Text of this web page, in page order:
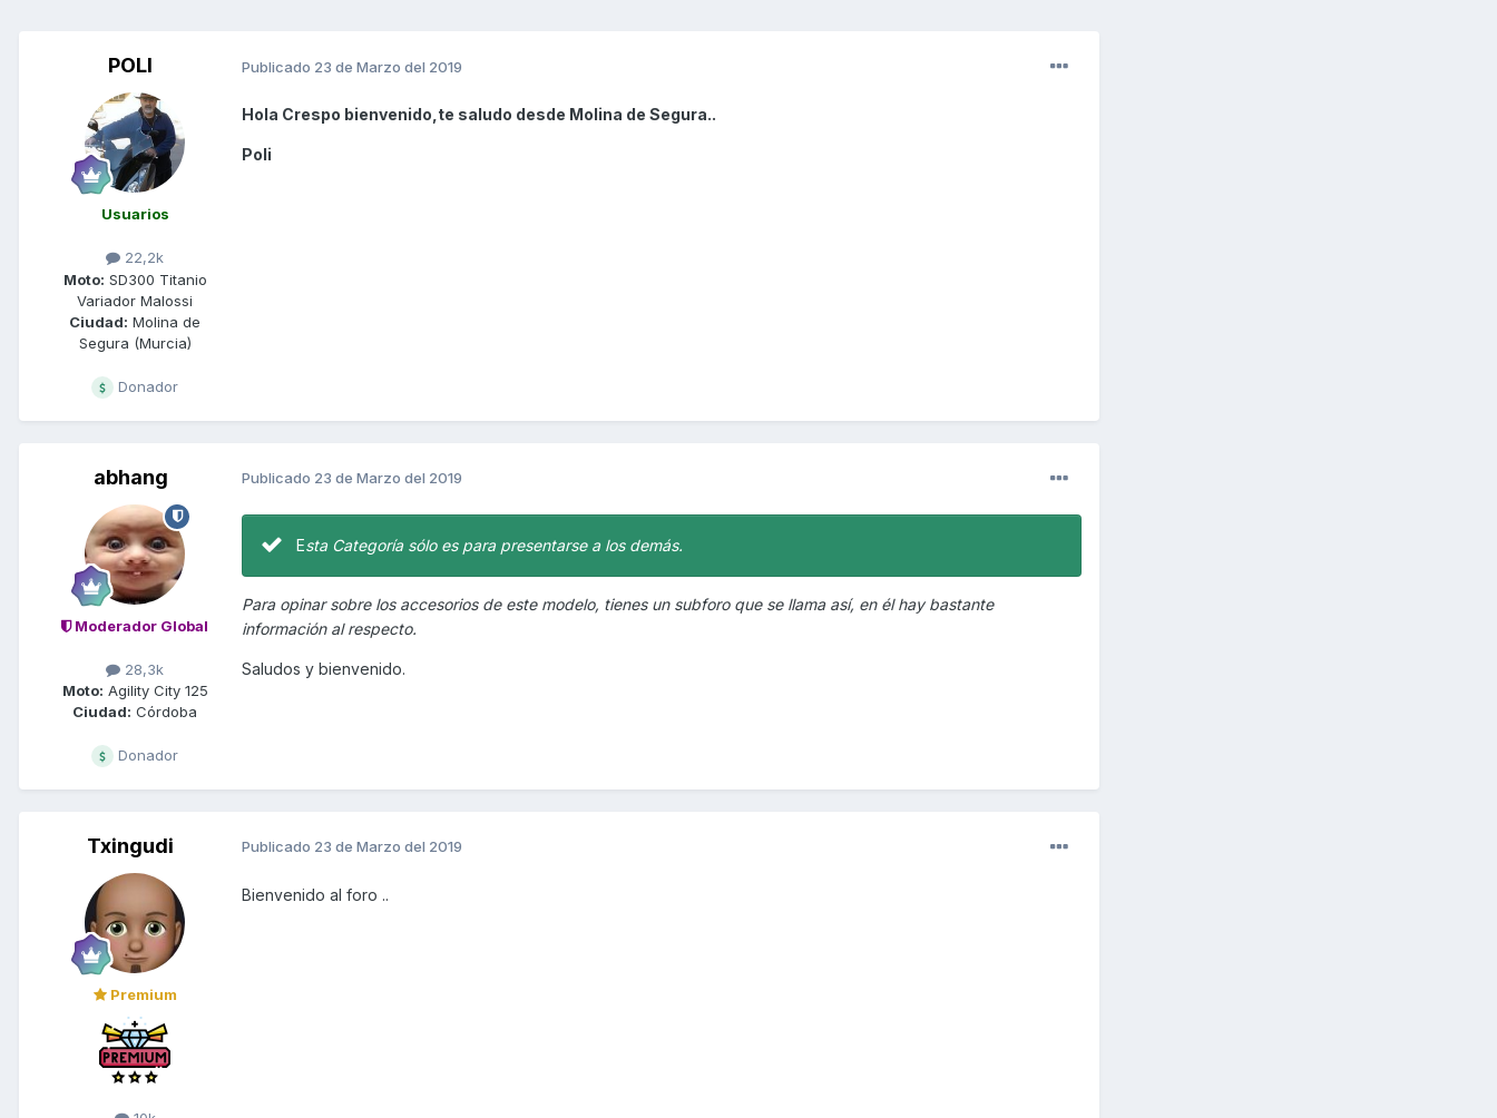
POLI
Usuarios
22,2k
Moto: SD300 Titanio
Variador Malossi
Ciudad: Molina de
Segura (Murcia)
Donador
Publicado 23 de Marzo del 2019
Hola Crespo bienvenido,te saludo desde Molina de Segura..
Poli
abhang
Moderador Global
28,3k
Moto: Agility City 125
Ciudad: Córdoba
Donador
Publicado 23 de Marzo del 2019
Esta Categoría sólo es para presentarse a los demás.
Para opinar sobre los accesorios de este modelo, tienes un subforo que se llama así, en él hay bastante
información al respecto.
Saludos y bienvenido.
Txingudi
Premium
Publicado 23 de Marzo del 2019
Bienvenido al foro ..